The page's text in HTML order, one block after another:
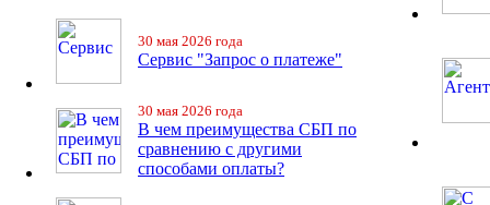
30 мая 2026 года
Сервис "Запрос о платеже"
30 мая 2026 года
В чем преимущества СБП по
сравнению с другими
способами оплаты?